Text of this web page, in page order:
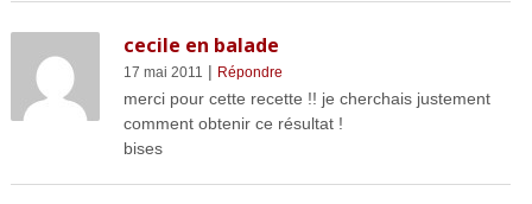
cecile en balade
17 mai 2011 | Répondre
merci pour cette recette !! je cherchais justement
comment obtenir ce résultat !
bises